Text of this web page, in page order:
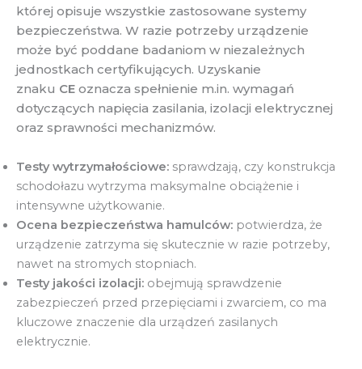
której opisuje wszystkie zastosowane systemy
bezpieczeństwa. W razie potrzeby urządzenie
może być poddane badaniom w niezależnych
jednostkach certyfikujących. Uzyskanie
znaku CE oznacza spełnienie m.in. wymagań
dotyczących napięcia zasilania, izolacji elektrycznej
oraz sprawności mechanizmów.
Testy wytrzymałościowe: sprawdzają, czy konstrukcja
schodołazu wytrzyma maksymalne obciążenie i
intensywne użytkowanie.
Ocena bezpieczeństwa hamulców: potwierdza, że
urządzenie zatrzyma się skutecznie w razie potrzeby,
nawet na stromych stopniach.
Testy jakości izolacji: obejmują sprawdzenie
zabezpieczeń przed przepięciami i zwarciem, co ma
kluczowe znaczenie dla urządzeń zasilanych
elektrycznie.